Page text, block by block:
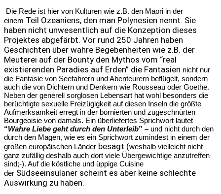
Die Rede ist hier von Kulturen wie z.B. den Maori in der
einem Teil Ozeaniens, den man Polynesien nennt. Sie
haben nicht unwesentlich auf die Konzeption dieses
Projektes abgefärbt. Vor rund 250 Jahren haben
Geschichten über wahre Begebenheiten wie z.B. der
Meuterei auf der Bounty den Mythos vom “real
existierenden Paradies auf Erden” die Fantasien nicht nur
die Fantasie von Seefahrern und Abenteurern beflügelt, sondern
auch die von Dichtern und Denkern wie Rousseau oder Goethe.
Neben der generell sorglosen Lebensart hat wohl besonders die
berüchtigte sexuelle Freizügigkeit auf diesen Inseln die größte
Aufmerksamkeit erregt in der bornierten und zugeschnürten
Bourgeoisie von damals. Ein überliefertes Sprichwort lautet
“Wahre Liebe geht durch den Unterleib” – und nicht durch den
durch den Magen, wie es ein Sprichwort zumindest in einem der
großen europäischen Länder besagt (weshalb vielleicht nicht
ganz zufällig deshalb auch dort viele Übergewichtige anzutreffen
sind;-). Auf die köstliche und üppige Cuisine
der Südseeinsulaner scheint es aber keine schlechte
Auswirkung zu haben.